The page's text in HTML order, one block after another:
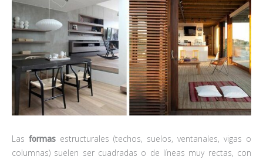
Las formas estructurales (techos, suelos, ventanales, vigas o
columnas) suelen ser cuadradas o de líneas muy rectas, con